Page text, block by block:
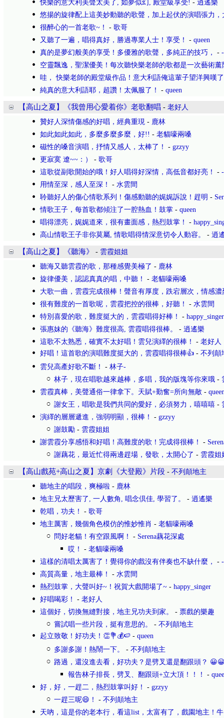
快樂的意大利美聲太美了, 如夢似幻, 殿堂級享受! - 逍遙樂
悠揚的旋律配上這美妙動聽的歌聲，加上起伏的演唱張力，
很醉心的一首老歌~！
- 歌哥
又聽了一遍，唱得真好，勝過專業人士！享受！
- queen
真的是夢幻般美的享受！多優雅的歌聲，多純正的技巧，
-
空靈飄逸，聖潔優美！每次聽快樂老師的歌都是一次藝術薰
哇， 快樂老師的殿堂級作品！意大利語俺這輩子望洋興嘆
純真的意大利語耶，超讚！太佩服了！
- queen
【高山之夏】《我曾用心愛着你》老歌翻唱 - 老好人
贊好人深情傷感的好唱，經典重現 - 鹿林
如此如此如此，多麼多麼多麼，好!! - 老貓嚎兩嗓
磁性的嗓音演唱，抒情又感人，太棒了！
- gzzyy
更寂寞 遼~~：）
- 歌哥
這歌從副歌開始的哦！好人唱得好深情，高低音都好亮！
-
用情至深，感人至深！
- 水雲間
聆聽好人的傷心情歌系列！傷感動聽的娓娓訴說！趕明 -
情歌王子，每首歌都傾注了一腔熱血！鼓掌 - queen
唱得漂亮，娓娓道來，很有畫面感，熱烈鼓掌！
-
高山情歌王子非你莫屬, 情歌唱得情深意切令人動容。
- 逍
【高山之夏】《聽海》 - 雲霞姐姐
聽海又聽雲霞的歌，那種感覺美極了 - 鹿林
旋律優美，認認真真的唱，中聽！
- 老貓嚎兩嗓
大歌一曲，雲霞完成很棒！聲音有厚度，跌宕層次，情感濃
很有難度的一首歌呢，雲霞把控的很棒，好聽！
- 水雲間
特別喜愛的歌，難度挺大的，雲霞唱得好棒！
- happy_singer
張惠妹的《聽海》難度很高, 雲霞唱得很棒。
- 逍遙樂
這歌不太熟悉，確實不太好唱！雲兒演繹的很棒！
- 老好人
好唱！這首歌的演唱難度挺大的，雲霞唱得很棒👍 - 不列顛
雲兒高產好歌不斷！
- 林子-
林子，現在唱歌越來越棒，多唱，我的版塊等你來哦 -
雲霞真棒，美聲通俗一律拿下。天賦+勤奮=所向無敵 -
謝女王，唱歌是我們共同的愛好，必須努力，嘻嘻嘻 -
演繹的層層遞進，強弱明顯，很棒！
- gzzyy
謝鼓勵 - 雲霞姐姐
謝雲霞分享感悟和好唱！高難度的歌！完成得很棒！
-
謝藕花，最近忙得兩邊趕場，發歌，太開心了 - 雲霞姐
【高山戲苑+高山之夏】京劇《大登殿》片段 - 不列顛地主
聽地主的唱段，爽極啦 - 鹿林
地主兄太歷害了, 一人數角, 唱念倶佳, 學習了。
- 逍遙樂
乾唱，功夫！
- 歌哥
地主厲害，幾個角色模仿的惟妙惟肖 - 老貓嚎兩嗓
問好老貓！有空跟風啊！
- Serena藕花深處
哎！
- 老貓嚎兩嗓
這樣的清唱太厲害了！覺得你的戲沒有伴奏也不缺什麼，
-
高質高量，地主最棒！
- 水雲間
熱烈鼓掌，大聲叫好~！祝賀大戲開場了~ - happy_singer
好唱喝彩！
- 老好人
這個好，切換無縫對接，地主兄功夫到家。
- 票戲的樂趣
嘗試唱一些片段，挺有意思的。
- 不列顛地主
起立致敬！好功夫！👏💐💰🍉 - queen
多謝多謝！熱鬧一下。
- 不列顛地主
路過，還沒進去看，好功夫？是劈叉還是翻跟頭？
報告林子排長，劈叉、翻跟頭+立大頂！！！
-
好，好，一趕二，熱烈鼓掌叫好！
- gzzyy
一趕三呢😄！
- 不列顛地主
天吶，這是你的老本行，看這list，太富有了，戲園地主！牛